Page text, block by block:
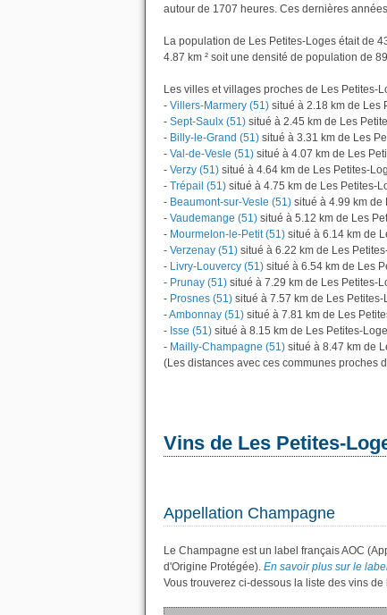
autour de 1707 heures. Ces dernières
La population de Les Petites-Loges était de
4.87 km ² soit une densité de population de
Les villes et villages proches de Les Petites-
- Villers-Marmery (51) situé à 2.18 km de Les
- Sept-Saulx (51) situé à 2.45 km de Les
- Billy-le-Grand (51) situé à 3.31 km de Les
- Val-de-Vesle (51) situé à 4.07 km de Les
- Verzy (51) situé à 4.64 km de Les Petites-
- Trépail (51) situé à 4.75 km de Les Petites-
- Beaumont-sur-Vesle (51) situé à 4.99 km de
- Vaudemange (51) situé à 5.12 km de Les
- Mourmelon-le-Petit (51) situé à 6.14 km de
- Verzenay (51) situé à 6.22 km de Les
- Livry-Louvercy (51) situé à 6.54 km de Les
- Prunay (51) situé à 7.29 km de Les Petites-
- Prosnes (51) situé à 7.57 km de Les Petites-
-Ambonnay (51) situé à 7.81 km de Les
- Isse (51) situé à 8.15 km de Les Petites-
- Mailly-Champagne (51) situé à 8.47 km de
(Les distances avec ces communes proches
Vins de Les Petites-
Appellation Champagne
Le Champagne est un label français AOC
d'Origine Protégée). En savoir plus sur le
Vous trouverez ci-dessous la liste des vins